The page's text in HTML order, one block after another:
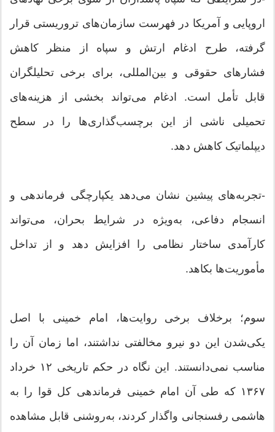
اروپایی و آمریکا در فهرست سازمان‌های تروریستی قرار
گرفته، طرح ادغام ارتش و سپاه از منظر کاهش
فشار‌های حقوقی و بین‌المللی، برای برخی تحلیلگران
قابل تأمل است. ادغام می‌تواند بخشی از هزینه‌های
تحمیلی ناشی از این برچسب‌گذاری‌ها را در سطح
دیپلماتیک کاهش دهد.
-تجربه‌های پیشین نشان می‌دهد یکپارچگی فرماندهی و
انسجام دفاعی، به‌ویژه در شرایط بحران، می‌تواند
کارآمدی ساختار نظامی را افزایش دهد و از تداخل
مأموریت‌ها بکاهد.
سوم؛ برخلاف برخی روایت‌ها، امام خمینی با اصل
یکی‌شدن این دو نیرو مخالفتی نداشتند، اما زمان آن را
مناسب نمی‌دانستند. این نگاه در حکم تاریخی ۱۲ خرداد
۱۳۶۷ که طی آن امام خمینی فرماندهی کل قوا را به
هاشمی رفسنجانی واگذار کردند، به‌روشنی قابل مشاهده